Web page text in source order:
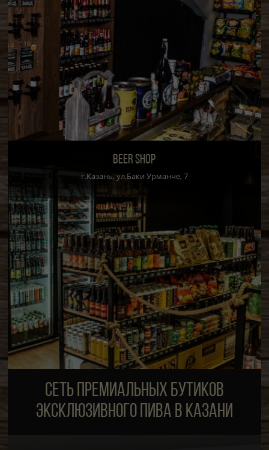
BEER SHOP
г.Казань, ул.Баки Урманче, 7
СЕТЬ ПРЕМИАЛЬНЫХ БУТИКОВ
ЭКСКЛЮЗИВНОГО ПИВА В КАЗАНИ